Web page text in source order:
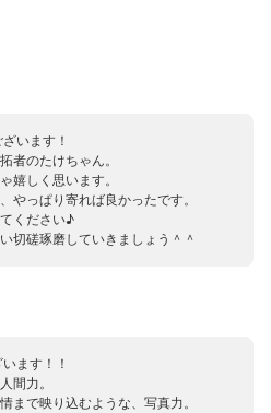
います！
者のたけちゃん。
嬉しく思います。
やっぱり寄れば良かったです。
ください♪
切磋琢磨していきましょう＾＾
ます！！
間力。
まで映り込むような、写真力。